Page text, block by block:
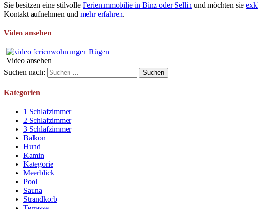
Sie besitzen eine stilvolle Ferienimmobilie in Binz oder Sellin und möchten sie
Kontakt aufnehmen und mehr erfahren.
Video ansehen
Video ansehen
Suchen nach:
Kategorien
1 Schlafzimmer
2 Schlafzimmer
3 Schlafzimmer
Balkon
Hund
Kamin
Kategorie
Meerblick
Pool
Sauna
Strandkorb